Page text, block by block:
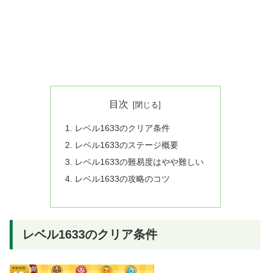
目次
レベル1633のクリア条件
レベル1633のステージ概要
レベル1633の難易度はやや難しい
レベル1633の攻略のコツ
レベル1633のクリア条件